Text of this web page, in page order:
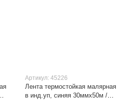
Артикул: 45226
Лента термостойкая малярная
в инд.уп, синяя 30ммх50м /